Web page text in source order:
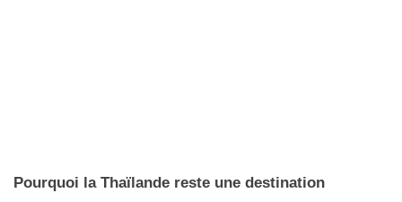
Pourquoi la Thaïlande reste une destination